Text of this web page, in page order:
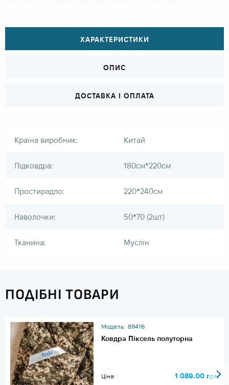
ХАРАКТЕРИСТИКИ
ОПИС
ДОСТАВКА І ОПЛАТА
Країна виробник: Китай
Підковдра: 180см*220см
Простирадло: 220*240см
Наволочки: 50*70 (2шт)
Тканина: Муслін
ПОДІБНІ ТОВАРИ
Модель: 89416
Ковдра Піксель полуторна
Ціна: 1 089.00 грн